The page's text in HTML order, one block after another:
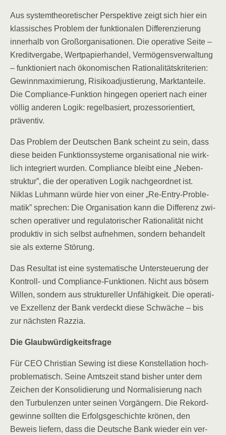
Aus sys­tem­theo­re­ti­scher Per­spek­ti­ve zeigt sich hier ein
klas­si­sches Pro­blem der funk­tio­na­len Dif­fe­ren­zie­rung
inner­halb von Groß­or­ga­ni­sa­tio­nen. Die ope­ra­ti­ve Sei­te –
Kre­dit­ver­ga­be, Wert­pa­pier­han­del, Ver­mö­gens­ver­wal­tung
– funk­tio­niert nach öko­no­mi­schen Ratio­na­li­täts­kri­te­ri­en:
Gewinn­ma­xi­mie­rung, Risi­ko­ad­jus­tie­rung, Markt­an­tei­le.
Die Com­pli­ance-Funk­ti­on hin­ge­gen ope­riert nach einer
völ­lig ande­ren Logik: regel­ba­siert, pro­zess­ori­en­tiert,
präventiv.
Das Pro­blem der Deut­schen Bank scheint zu sein, dass
die­se bei­den Funk­ti­ons­sys­te­me orga­ni­sa­tio­nal nie wirk­
lich inte­griert wur­den. Com­pli­ance bleibt eine „Neben­
struk­tur”, die der ope­ra­ti­ven Logik nach­ge­ord­net ist.
Niklas Luh­mann wür­de hier von einer „Re-Ent­ry-Pro­ble­
ma­tik” spre­chen: Die Orga­ni­sa­ti­on kann die Dif­fe­renz zwi­
schen ope­ra­ti­ver und regu­la­to­ri­scher Ratio­na­li­tät nicht
pro­duk­tiv in sich selbst auf­neh­men, son­dern behan­delt
sie als exter­ne Störung.
Das Resul­tat ist eine sys­te­ma­ti­sche Unter­steue­rung der
Kon­troll- und Com­pli­ance-Funk­tio­nen. Nicht aus bösem
Wil­len, son­dern aus struk­tu­rel­ler Unfä­hig­keit. Die ope­ra­ti­
ve Exzel­lenz der Bank ver­deckt die­se Schwä­che – bis
zur nächs­ten Razzia.
Die Glaub­wür­dig­keits­fra­ge
Für CEO Chris­ti­an Sewing ist die­se Kon­stel­la­ti­on hoch­
pro­ble­ma­tisch. Sei­ne Amts­zeit stand bis­her unter dem
Zei­chen der Kon­so­li­die­rung und Nor­ma­li­sie­rung nach
den Tur­bu­len­zen unter sei­nen Vor­gän­gern. Die Rekord­
ge­win­ne soll­ten die Erfolgs­ge­schich­te krö­nen, den
Beweis lie­fern, dass die Deut­sche Bank wie­der ein ver­